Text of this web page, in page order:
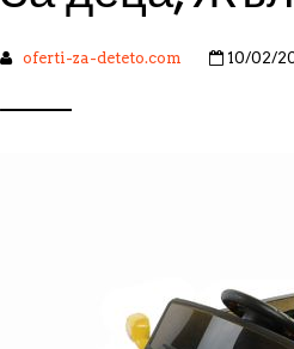
oferti-za-deteto.com 10/02/